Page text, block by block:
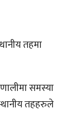
तहमा
समस्या
तहहरुले